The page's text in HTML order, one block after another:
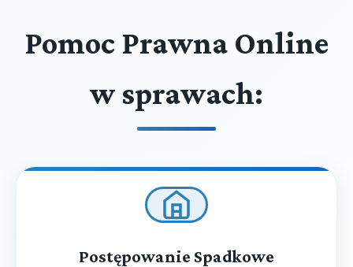
Pomoc Prawna Online
w sprawach:
Postępowanie Spadkowe